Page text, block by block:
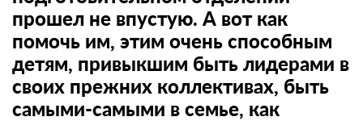
прошел не впустую. А вот как
помочь им, этим очень способным
детям, привыкшим быть лидерами в
своих прежних коллективах, быть
самыми-самыми в семье, как